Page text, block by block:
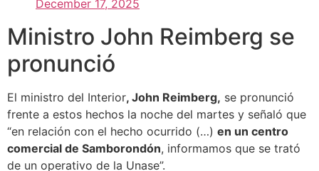
December 17, 2025
Ministro John Reimberg se
pronunció
El ministro del Interior, John Reimberg, se pronunció
frente a estos hechos la noche del martes y señaló que
“en relación con el hecho ocurrido (…) en un centro
comercial de Samborondón, informamos que se trató
de un operativo de la Unase”.